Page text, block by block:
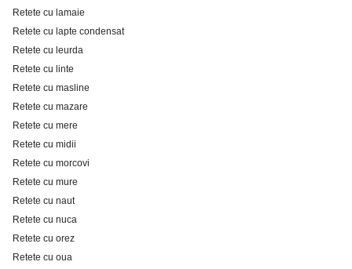
Retete cu lamaie
Retete cu lapte condensat
Retete cu leurda
Retete cu linte
Retete cu masline
Retete cu mazare
Retete cu mere
Retete cu midii
Retete cu morcovi
Retete cu mure
Retete cu naut
Retete cu nuca
Retete cu orez
Retete cu oua